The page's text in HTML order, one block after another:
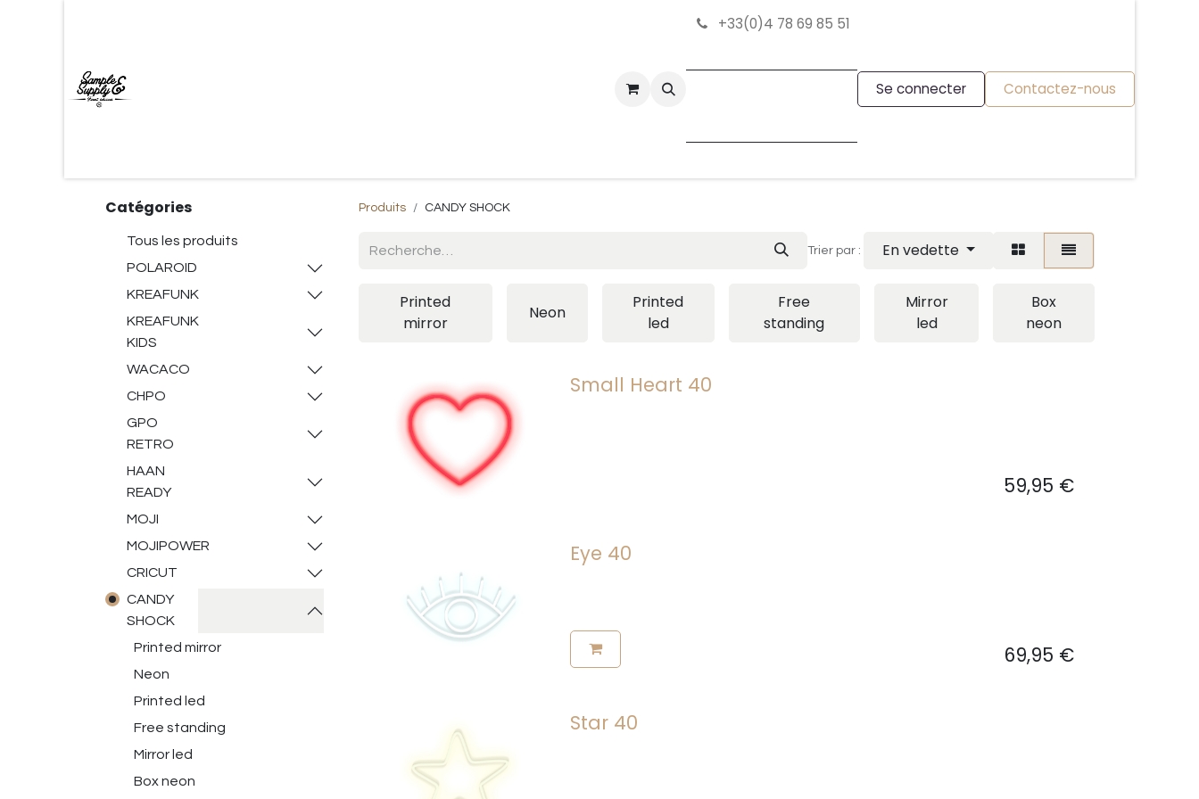
+33(0)4 78 69 85 51
Se connecter Contactez-nous
Catégories
Tous les produits
POLAROID
KREAFUNK
KREAFUNK
KIDS
WACACO
CHPO
GPO
RETRO
HAAN
READY
MOJI
MOJIPOWER
CRICUT
CANDY
SHOCK
Printed mirror
Neon
Printed led
Free standing
Mirror led
Box neon
Produits CANDY SHOCK
Trier par : En vedette
Printed
mirror
Neon
Printed
led
Free
standing
Mirror
led
Box
neon
Small Heart 40
59,95 €
Eye 40
69,95 €
Star 40